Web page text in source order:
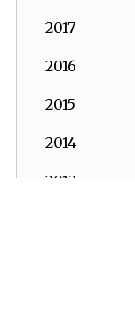
2017
2016
2015
2014
2013